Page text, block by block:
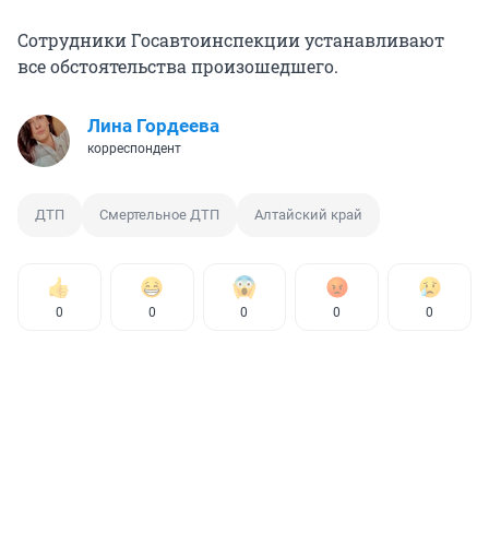
Сотрудники Госавтоинспекции устанавливают
все обстоятельства произошедшего.
Лина Гордеева
корреспондент
ДТП Смертельное ДТП Алтайский край
0 0 0 0 0